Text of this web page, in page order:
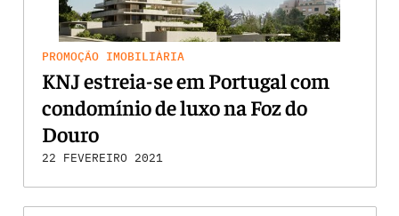
PROMOÇÃO IMOBILIÁRIA
KNJ estreia-se em Portugal com
condomínio de luxo na Foz do
Douro
22 FEVEREIRO 2021